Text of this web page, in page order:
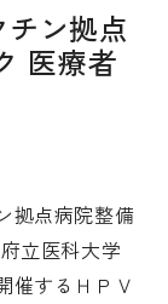
チン拠点
医療者
拠点病院整備
立医科大学
催するＨＰＶ